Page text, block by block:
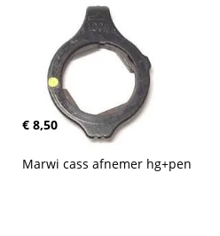
€ 8,50
Marwi cass afnemer hg+pen